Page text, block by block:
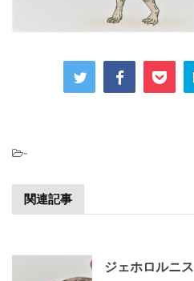
-
関連記事
ジェホロルニス